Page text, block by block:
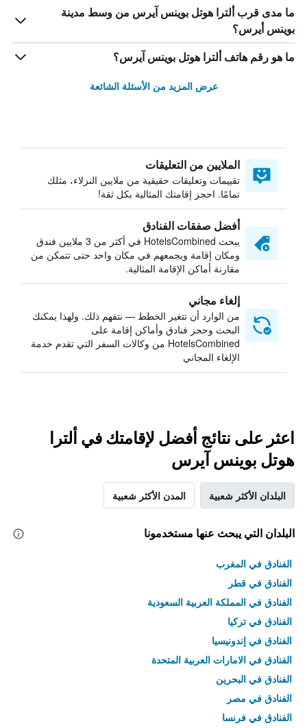
ما مدى قرب ألترا هوتل بوينس آيرس من وسط مدينة
بوينس أيرس؟
ما هو رقم هاتف ألترا هوتل بوينس آيرس؟
عرض المزيد من الأسئلة الشائعة
الملايين من التعليقات
تقييمات وتعليقات حقيقية من ملايين النزلاء، مثلك
تمامًا. احجز إقامتك المثالية بكل ثقة!
أفضل صفقات الفنادق
يبحث HotelsCombined في أكثر من 3 ملايين فندق
ومكان إقامة ويجمعهم في مكان واحد حتى تتمكن من
مقارنة أماكن الإقامة المثالية.
إلغاء مجاني
من الوارد أن تتغير الخطط — نتفهم ذلك. ولهذا يمكنك
البحث وحجز فنادق وأماكن إقامة على
HotelsCombined من وكالات السفر التي تقدم خدمة
الإلغاء المجاني
اعثر على نتائج أفضل لإقامتك في ألترا
هوتل بوينس آيرس
البلدان الأكثر شعبية المدن الأكثر شعبية
البلدان التي يبحث عنها مستخدمونا
الفنادق في المغرب
الفنادق في قطر
الفنادق في المملكة العربية السعودية
الفنادق في تركيا
الفنادق في إندونيسيا
الفنادق في الامارات العربية المتحدة
الفنادق في البحرين
الفنادق في مصر
الفنادق في فرنسا